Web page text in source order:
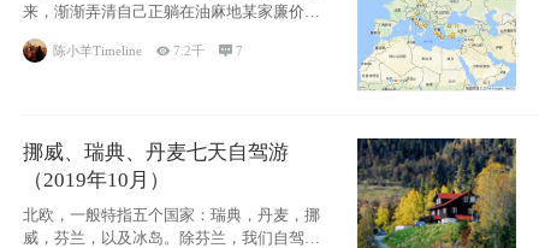
来，渐渐弄清自己正躺在油麻地某家廉价宾
馆
陈小羊Timeline 7.2千 7
挪威、瑞典、丹麦七天自驾游
（2019年10月）
北欧，一般特指五个国家：瑞典，丹麦，挪
威，芬兰，以及冰岛。除芬兰，我们自驾游